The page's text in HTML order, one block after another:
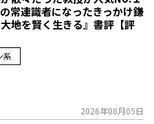
常連識者になったきっかけ――鎌
地を賢く生きる』書評【評
系
2026年08月05日